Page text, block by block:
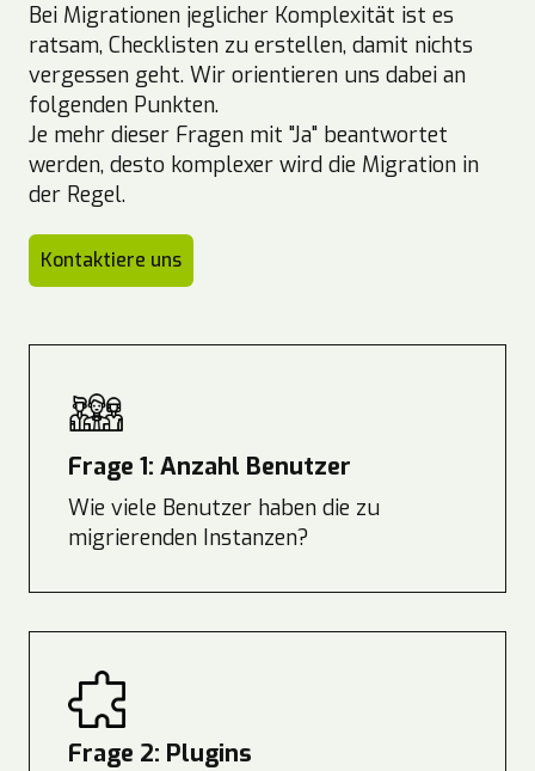
Bei Migrationen jeglicher Komplexität ist es
ratsam, Checklisten zu erstellen, damit nichts
vergessen geht. Wir orientieren uns dabei an
folgenden Punkten.
Je mehr dieser Fragen mit "Ja" beantwortet
werden, desto komplexer wird die Migration in
der Regel.
Kontaktiere uns
Frage 1: Anzahl Benutzer
Wie viele Benutzer haben die zu
migrierenden Instanzen?
Frage 2: Plugins